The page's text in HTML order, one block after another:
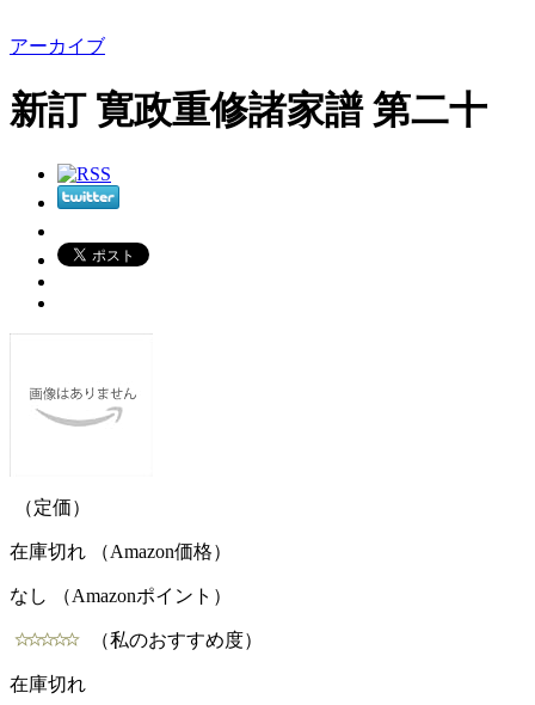
アーカイブ
新訂 寛政重修諸家譜 第二十
（定価）
在庫切れ （Amazon価格）
なし （Amazonポイント）
（私のおすすめ度）
在庫切れ